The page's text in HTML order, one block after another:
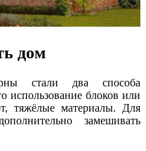
дом
стали два способа
использование блоков или
тяжёлые материалы. Для
замешивать